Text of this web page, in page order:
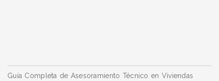
Navegación
Guía Completa de Asesoramiento Técnico en Viviendas